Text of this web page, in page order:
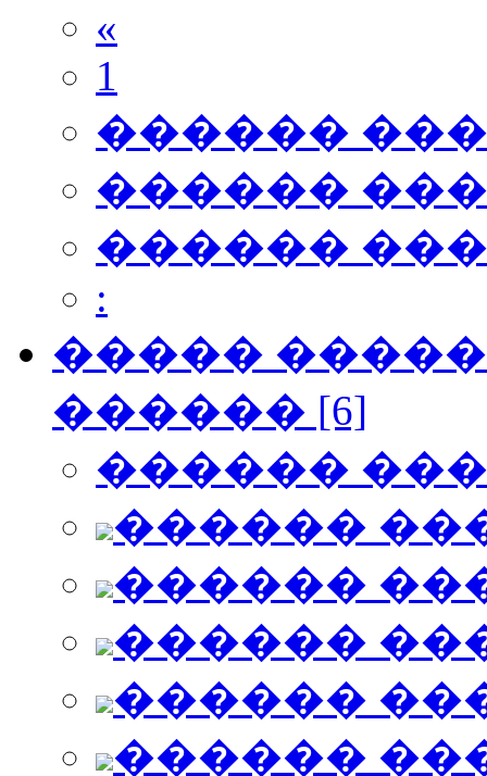
«
1
������
������
������
:
�����
������ [6]
������
������
������
������
������
������